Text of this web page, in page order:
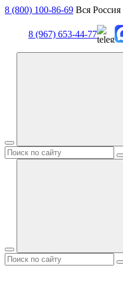
8 (800) 100-86-69 Вся Россия
8 (967) 653-44-77